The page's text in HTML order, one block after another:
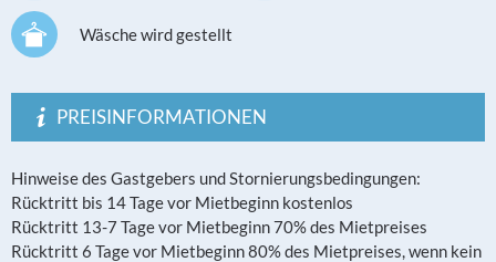
Wäsche wird gestellt
PREISINFORMATIONEN
Hinweise des Gastgebers und Stornierungsbedingungen:
Rücktritt bis 14 Tage vor Mietbeginn kostenlos
Rücktritt 13-7 Tage vor Mietbeginn 70% des Mietpreises
Rücktritt 6 Tage vor Mietbeginn 80% des Mietpreises, wenn kein